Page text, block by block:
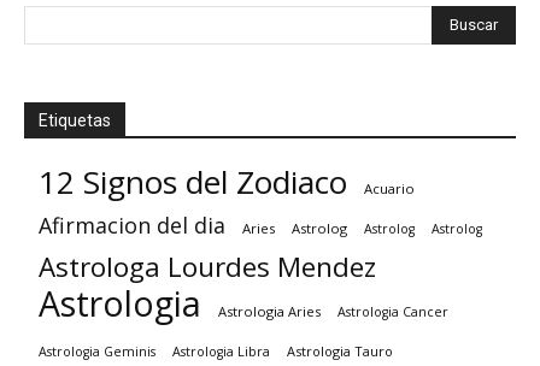
Etiquetas
12 Signos del Zodiaco Acuario
Afirmacion del dia Aries Astrolog Astrolog Astrolog
Astrologa Lourdes Mendez
Astrologia Astrologia Aries Astrologia Cancer
Astrologia Geminis Astrologia Libra Astrologia Tauro